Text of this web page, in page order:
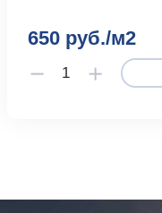
650 руб./м2